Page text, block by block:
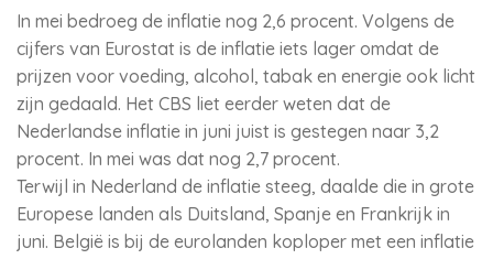
In mei bedroeg de inflatie nog 2,6 procent. Volgens de
cijfers van Eurostat is de inflatie iets lager omdat de
prijzen voor voeding, alcohol, tabak en energie ook licht
zijn gedaald. Het CBS liet eerder weten dat de
Nederlandse inflatie in juni juist is gestegen naar 3,2
procent. In mei was dat nog 2,7 procent.
Terwijl in Nederland de inflatie steeg, daalde die in grote
Europese landen als Duitsland, Spanje en Frankrijk in
juni. België is bij de eurolanden koploper met een inflatie